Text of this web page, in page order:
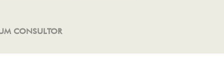
CONSULTOR